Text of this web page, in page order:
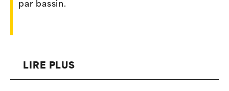
par bassin.
LIRE PLUS